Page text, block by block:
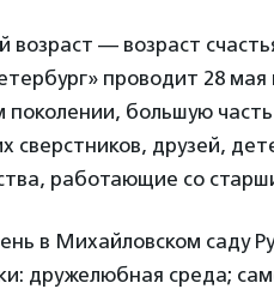
возраст — возраст
проводит 28
поколении, большую
сверстников, друзей,
работающие со
в Михайловском саду
дружелюбная среда;